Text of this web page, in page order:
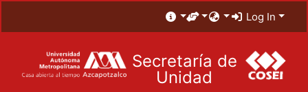
Log In
Secretaría de
Unidad